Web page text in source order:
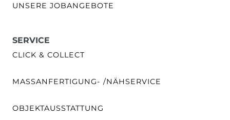
UNSERE JOBANGEBOTE
SERVICE
CLICK & COLLECT
MASSANFERTIGUNG- /NÄHSERVICE
OBJEKTAUSSTATTUNG